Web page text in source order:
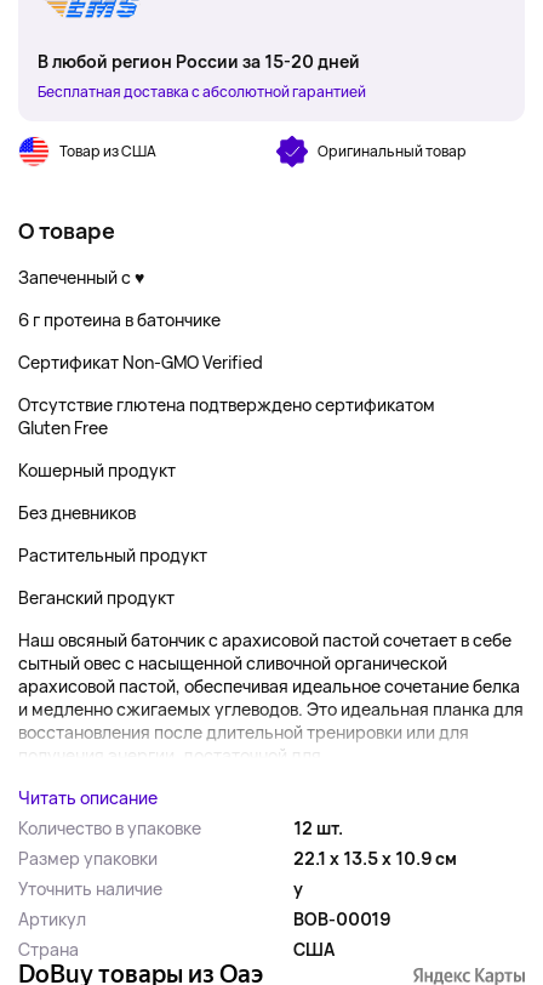
В любой регион России за 15-20 дней
Бесплатная доставка с абсолютной гарантией
Товар из США Оригинальный товар
О товаре
Запеченный с ♥
6 г протеина в батончике
Сертификат Non-GMO Verified
Отсутствие глютена подтверждено сертификатом
Gluten Free
Кошерный продукт
Без дневников
Растительный продукт
Веганский продукт
Наш овсяный батончик с арахисовой пастой сочетает в себе
сытный овес с насыщенной сливочной органической
арахисовой пастой, обеспечивая идеальное сочетание белка
и медленно сжигаемых углеводов. Это идеальная планка для
восстановления после длительной тренировки или для
получения энергии, достаточной для...
Читать описание
Количество в упаковке
12 шт.
Размер упаковки
22.1 x 13.5 x 10.9 см
Уточнить наличие
y
Артикул
BOB-00019
Страна
США